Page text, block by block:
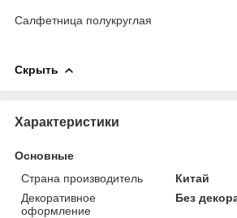
Салфетница полукруглая
Скрыть
Характеристики
Основные
Страна производитель
Китай
Декоративное
оформление
Без